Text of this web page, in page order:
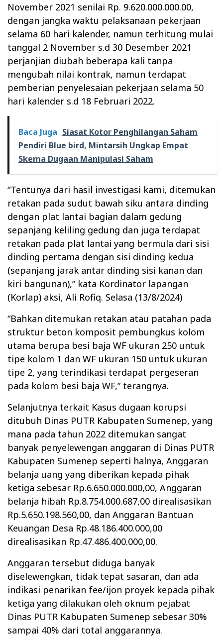
November 2021 senilai Rp. 9.620.000.000.00,
dengan jangka waktu pelaksanaan pekerjaan
selama 60 hari kalender, namun terhitung mulai
tanggal 2 November s.d 30 Desember 2021
perjanjian diubah beberapa kali tanpa
mengubah nilai kontrak, namun terdapat
pemberian penyelesaian pekerjaan selama 50
hari kalender s.d 18 Februari 2022.
Baca Juga Siasat Kotor Penghilangan Saham
Pendiri Blue bird, Mintarsih Ungkap Empat
Skema Dugaan Manipulasi Saham
“Tentunya dari hasil investigasi kami, ditemukan
retakan pada sudut bawah siku antara dinding
dengan plat lantai bagian dalam gedung
sepanjang keliling gedung dan juga terdapat
retakan pada plat lantai yang bermula dari sisi
dinding pertama dengan sisi dinding kedua
(sepanjang jarak antar dinding sisi kanan dan
kiri bangunan),” kata Kordinator lapangan
(Korlap) aksi, Ali Rofiq. Selasa (13/8/2024)
“Bahkan ditemukan retakan atau patahan pada
struktur beton komposit pembungkus kolom
utama berupa besi baja WF ukuran 250 untuk
tipe kolom 1 dan WF ukuran 150 untuk ukuran
tipe 2, yang terindikasi terdapat pergeseran
pada kolom besi baja WF,” terangnya.
Selanjutnya terkait Kasus dugaan korupsi
ditubuh Dinas PUTR Kabupaten Sumenep, yang
mana pada tahun 2022 ditemukan sangat
banyak penyelewengan anggaran di Dinas PUTR
Kabupaten Sumenep seperti halnya, Anggaran
belanja uang yang diberikan kepada pihak
ketiga sebesar Rp.6.650.000.000,00, Anggaran
belanja hibah Rp.8.754.000.687,00 direalisasikan
Rp.5.650.198.560,00, dan Anggaran Bantuan
Keuangan Desa Rp.48.186.400.000,00
direalisasikan Rp.47.486.400.000,00.
Anggaran tersebut diduga banyak
diselewengkan, tidak tepat sasaran, dan ada
indikasi penarikan fee/ijon proyek kepada pihak
ketiga yang dilakukan oleh oknum pejabat
Dinas PUTR Kabupaten Sumenep sebesar 30%
sampai 40% dari total anggarannya.